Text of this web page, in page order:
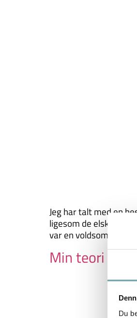
Du
Jeg har talt med en
ligesom de elskede
var en voldsom måde,
Min teori om,